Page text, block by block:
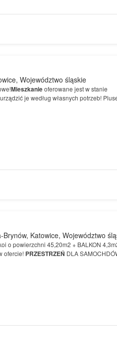
Województwo śląskie
Mieszkanieoferowane jest w stanie
je według własnych potrzeb!
ogródek, czyli Twoja strefa odpoczynku
Brynów, Katowice, Województwo
o powierzchni 45,20m2 + BALKON
ofercie! PRZESTRZEŃ DLA
Ligocka przewidz…